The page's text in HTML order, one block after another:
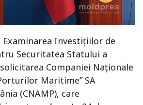
Investițiilor de
Securitatea Statului a
Companiei Naționale
Maritime” SA
(CNAMP), care